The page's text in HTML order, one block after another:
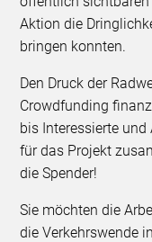
Aktion die
bringen konnten.
Den Druck der
Crowdfunding
bis Interessierte
für das Projekt
die Spender!
Sie möchten die
die Verkehrswende